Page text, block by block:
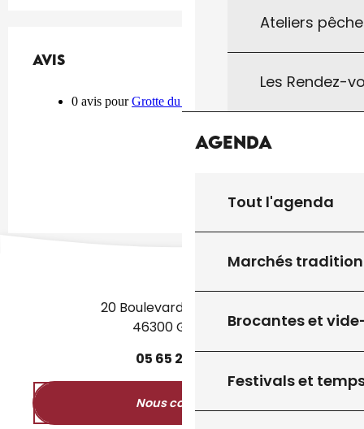
Ateliers
Les Rendez-
Agenda
Tout l'agenda
Marchés
Brocantes et
Festivals et
Avis
Avis
20 Boulevard des Martyrs
46300 Gourdon
05 65 27
Nous contacter